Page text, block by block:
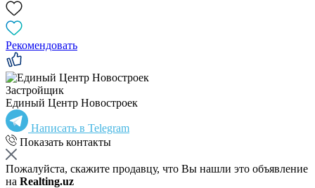
Рекомендовать
Застройщик
Единый Центр Новостроек
Написать в Telegram
Показать контакты
Пожалуйста, скажите продавцу, что Вы нашли это объявление
на Realting.uz